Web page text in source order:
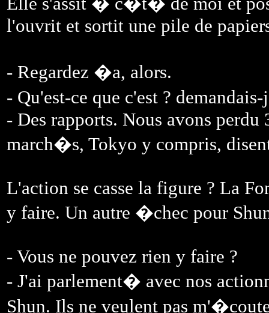
l'ouvrit et sortit une pile de
- Regardez �a, alors.
- Qu'est-ce que c'est ?
- Des rapports. Nous avons
march�s, Tokyo y compris,
L'action se casse la figure ? La
y faire. Un autre �chec pour
- Vous ne pouvez rien y faire ?
- J'ai parlement� avec nos
Shun. Ils ne veulent pas